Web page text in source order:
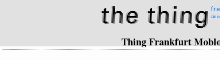
Thing Frankfurt